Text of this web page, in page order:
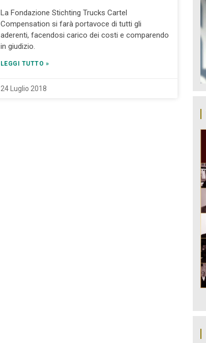
La Fondazione Stichting Trucks Cartel
Compensation si farà portavoce di tutti gli
aderenti, facendosi carico dei costi e comparendo
in giudizio.
LEGGI TUTTO »
24 Luglio 2018